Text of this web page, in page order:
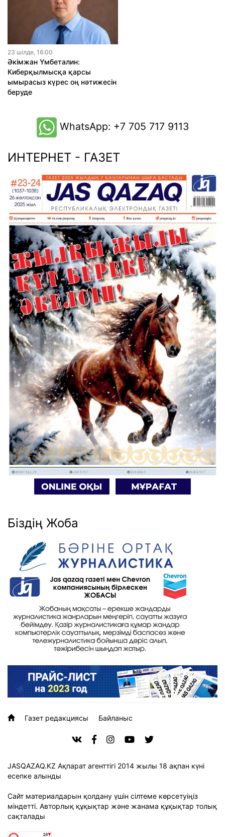
23 шiлде, 16:00
Әкімжан Үмбеталин:
Киберқылмысқа қарсы
ымырасыз күрес оң нәтижесін
беруде
WhatsApp: +7 705 717 9113
ИНТЕРНЕТ - ГАЗЕТ
Біздің Жоба
Газет редакциясы Байланыс
JASQAZAQ.KZ Ақпарат агенттігі 2014 жылы 18 ақпан күні
есепке алынды
Сайт материалдарын қолдану үшін сілтеме көрсетуіңіз
міндетті. Авторлық құқықтар және жанама құқықтар толық
сақталады